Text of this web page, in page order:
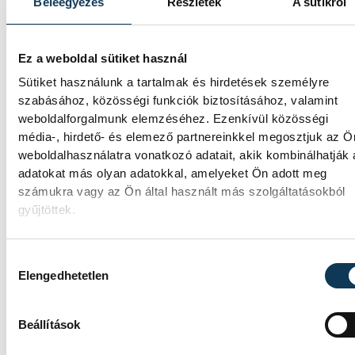
Ez a weboldal sütiket használ
Sütiket használunk a tartalmak és hirdetések személyre
szabásához, közösségi funkciók biztosításához, valamint
weboldalforgalmunk elemzéséhez. Ezenkívül közösségi
média-, hirdető- és elemező partnereinkkel megosztjuk az
weboldalhasználatra vonatkozó adatait, akik kombinálhatják
adatokat más olyan adatokkal, amelyeket Ön adott meg
számukra vagy az Ön által használt más szolgáltatásokból
gyűjtöttek.
Elengedhetetlen
Beállítások
ONE VESZPRÉM HC
A gólok mellett a könnyek